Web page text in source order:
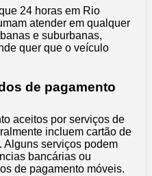
24 horas em Rio
atender em qualquer
e suburbanas,
quer que o veículo
de pagamento
aceitos por serviços de
incluem cartão de
Alguns serviços podem
bancárias ou
de pagamento móveis.